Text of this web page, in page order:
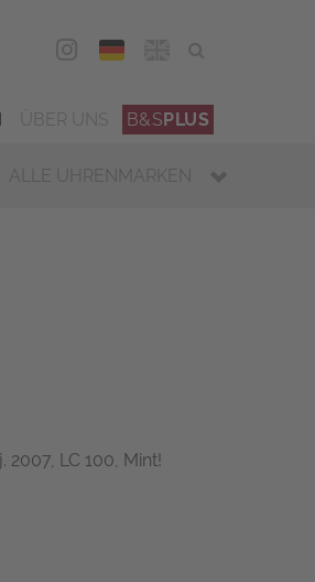
DEU
B&SPLUS
ALLE UHRENMARKEN
2007, LC 100, Mint!